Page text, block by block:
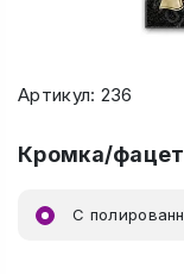
Артикул: 236
Кромка/фацет
C